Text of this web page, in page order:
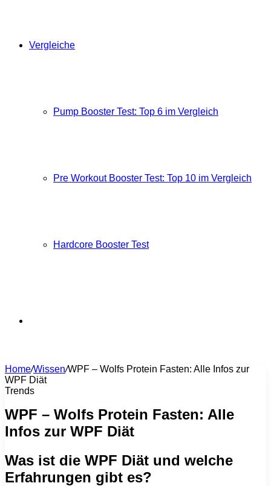
Vergleiche
Pump Booster Test: Top 6 im Vergleich
Pre Workout Booster Test: Top 10 im Vergleich
Hardcore Booster Test
nach
Home/Wissen/WPF – Wolfs Protein Fasten: Alle Infos zur
WPF Diät
Trends
WPF – Wolfs Protein Fasten: Alle
Infos zur WPF Diät
Was ist die WPF Diät und welche
Erfahrungen gibt es?